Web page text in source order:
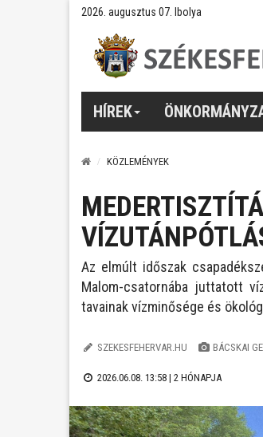
2026. augusztus 07. Ibolya
HÍREK
KÖZLEMÉNYEK
Az elmúlt időszak
Malom-csatornába juttatott
tavainak vízminősége és
SZEKESFEHERVAR.HU BÁCSKAI
2026.06.08. 13:58 | 2 HÓNAPJA